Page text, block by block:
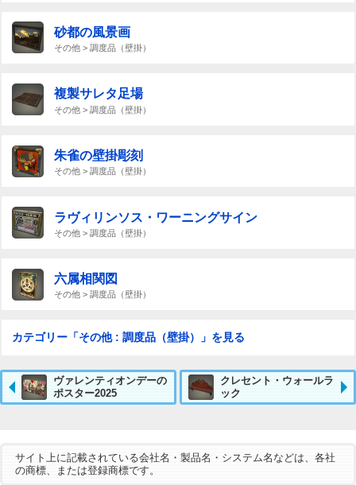
砂都の風景画
その他 > 調度品（壁掛）
複製サレタ足場
その他 > 調度品（壁掛）
朱雀の壁掛彫刻
その他 > 調度品（壁掛）
ラヴィリンソス・ワーニングサイン
その他 > 調度品（壁掛）
六属相関図
その他 > 調度品（壁掛）
カテゴリー「その他 : 調度品（壁掛）」を見る
ヴァレンティオンデーの
ポスター2025
クレセント・ウォールラ
ック
サイト上に記載されている会社名・製品名・システム名などは、各社
の商標、または登録商標です。